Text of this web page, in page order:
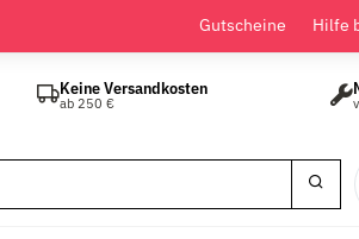
Gutscheine Hilfe
Keine Versandkosten
ab 250 €